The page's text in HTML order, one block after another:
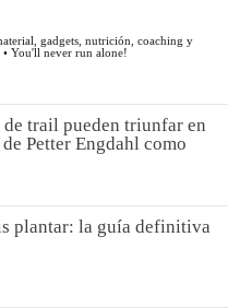
trail pueden triunfar en
Petter Engdahl como
plantar: la guía definitiva